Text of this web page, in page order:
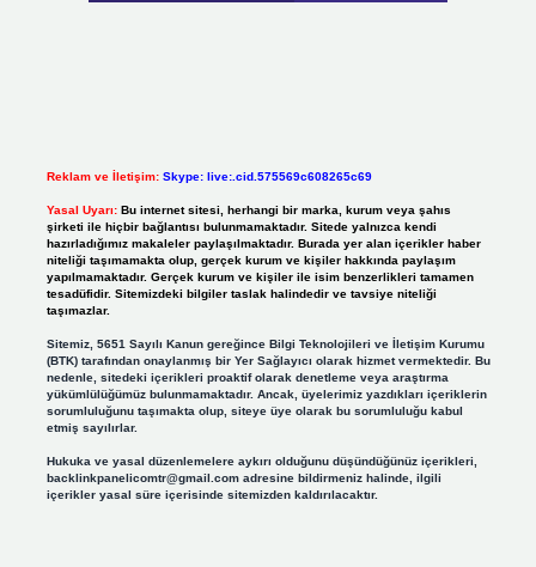
Reklam ve İletişim: Skype: live:.cid.575569c608265c69
Yasal Uyarı: Bu internet sitesi, herhangi bir marka, kurum veya şahıs
şirketi ile hiçbir bağlantısı bulunmamaktadır. Sitede yalnızca kendi
hazırladığımız makaleler paylaşılmaktadır. Burada yer alan içerikler haber
niteliği taşımamakta olup, gerçek kurum ve kişiler hakkında paylaşım
yapılmamaktadır. Gerçek kurum ve kişiler ile isim benzerlikleri tamamen
tesadüfidir. Sitemizdeki bilgiler taslak halindedir ve tavsiye niteliği
taşımazlar.
Sitemiz, 5651 Sayılı Kanun gereğince Bilgi Teknolojileri ve İletişim Kurumu
(BTK) tarafından onaylanmış bir Yer Sağlayıcı olarak hizmet vermektedir. Bu
nedenle, sitedeki içerikleri proaktif olarak denetleme veya araştırma
yükümlülüğümüz bulunmamaktadır. Ancak, üyelerimiz yazdıkları içeriklerin
sorumluluğunu taşımakta olup, siteye üye olarak bu sorumluluğu kabul
etmiş sayılırlar.
Hukuka ve yasal düzenlemelere aykırı olduğunu düşündüğünüz içerikleri,
backlinkpanelicomtr@gmail.comadresine bildirmeniz halinde, ilgili
içerikler yasal süre içerisinde sitemizden kaldırılacaktır.